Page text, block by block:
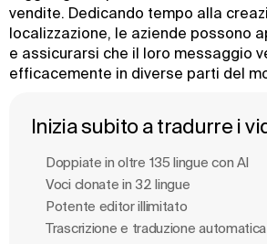
vendite. Dedicando tempo alla
localizzazione, le aziende possono
e assicurarsi che il loro messaggio
efficacemente in diverse parti del
Inizia subito a tradurre i
Doppiate in oltre 135 lingue con Al
Voci clonate in 32 lingue
Potente editor illimitato
Trascrizione e traduzione automatica